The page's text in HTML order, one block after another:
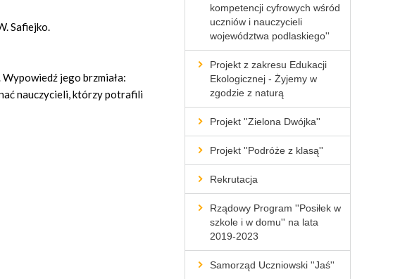
Safiejko.
jego brzmiała:
nauczycieli, którzy potrafili
kompetencji cyfrowych wśród
uczniów i nauczycieli
województwa podlaskiego''
Projekt z zakresu Edukacji
Ekologicznej - Żyjemy w
zgodzie z naturą
Projekt ''Zielona Dwójka''
Projekt ''Podróże z klasą''
Rekrutacja
Rządowy Program ''Posiłek w
szkole i w domu'' na lata
2019-2023
Samorząd Uczniowski ''Jaś''